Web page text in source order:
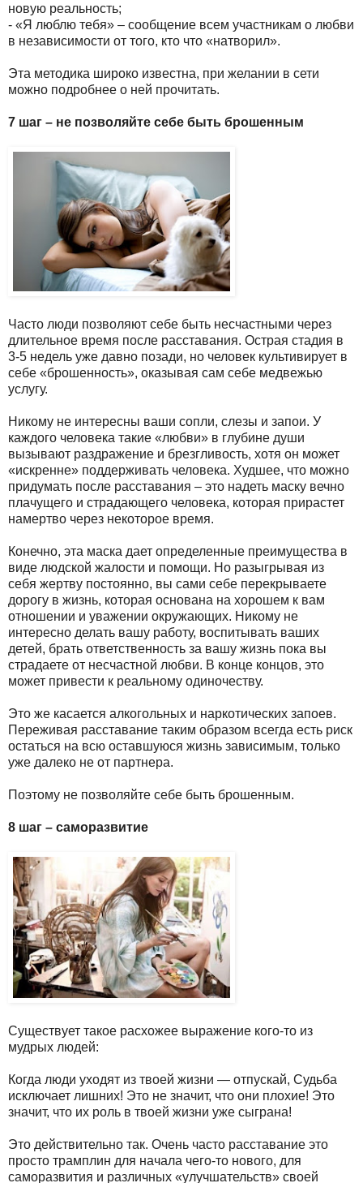
новую реальность;
- «Я люблю тебя» – сообщение всем участникам о любви
в независимости от того, кто что «натворил».
Эта методика широко известна, при желании в сети
можно подробнее о ней прочитать.
7 шаг – не позволяйте себе быть брошенным
Часто люди позволяют себе быть несчастными через
длительное время после расставания. Острая стадия в
3-5 недель уже давно позади, но человек культивирует в
себе «брошенность», оказывая сам себе медвежью
услугу.
Никому не интересны ваши сопли, слезы и запои. У
каждого человека такие «любви» в глубине души
вызывают раздражение и брезгливость, хотя он может
«искренне» поддерживать человека. Худшее, что можно
придумать после расставания – это надеть маску вечно
плачущего и страдающего человека, которая прирастет
намертво через некоторое время.
Конечно, эта маска дает определенные преимущества в
виде людской жалости и помощи. Но разыгрывая из
себя жертву постоянно, вы сами себе перекрываете
дорогу в жизнь, которая основана на хорошем к вам
отношении и уважении окружающих. Никому не
интересно делать вашу работу, воспитывать ваших
детей, брать ответственность за вашу жизнь пока вы
страдаете от несчастной любви. В конце концов, это
может привести к реальному одиночеству.
Это же касается алкогольных и наркотических запоев.
Переживая расставание таким образом всегда есть риск
остаться на всю оставшуюся жизнь зависимым, только
уже далеко не от партнера.
Поэтому не позволяйте себе быть брошенным.
8 шаг – саморазвитие
Существует такое расхожее выражение кого-то из
мудрых людей:
Когда люди уходят из твоей жизни — отпускай, Судьба
исключает лишних! Это не значит, что они плохие! Это
значит, что их роль в твоей жизни уже сыграна!
Это действительно так. Очень часто расставание это
просто трамплин для начала чего-то нового, для
саморазвития и различных «улучшательств» своей